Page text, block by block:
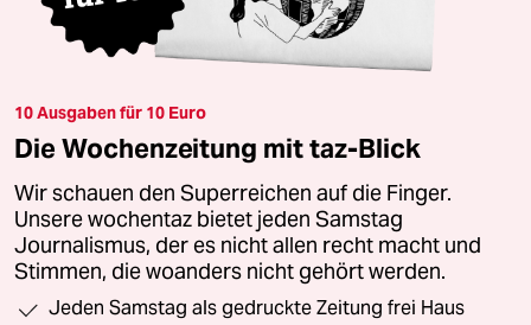
10 Ausgaben für 10 Euro
Die Wochenzeitung mit taz-Blick
Wir schauen den Superreichen auf die Finger.
Unsere wochentaz bietet jeden Samstag
Journalismus, der es nicht allen recht macht und
Stimmen, die woanders nicht gehört werden.
Jeden Samstag als gedruckte Zeitung frei Haus